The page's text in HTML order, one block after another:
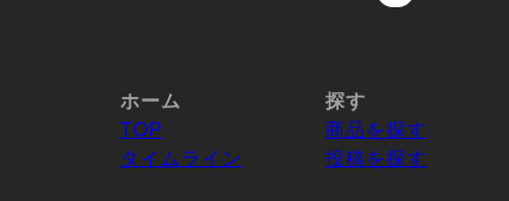
ホーム
TOP
タイムライン
探す
商品を探す
投稿を探す